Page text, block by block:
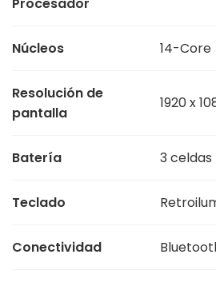
Procesador
Núcleos 14-Core
Resolución de
pantalla
1920 x
Batería 3 celdas
Teclado
Conectividad